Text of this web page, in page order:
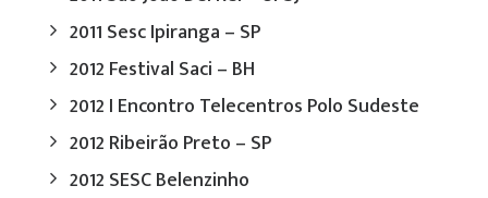
2011 Sesc Ipiranga – SP
2012 Festival Saci – BH
2012 I Encontro Telecentros Polo Sudeste
2012 Ribeirão Preto – SP
2012 SESC Belenzinho